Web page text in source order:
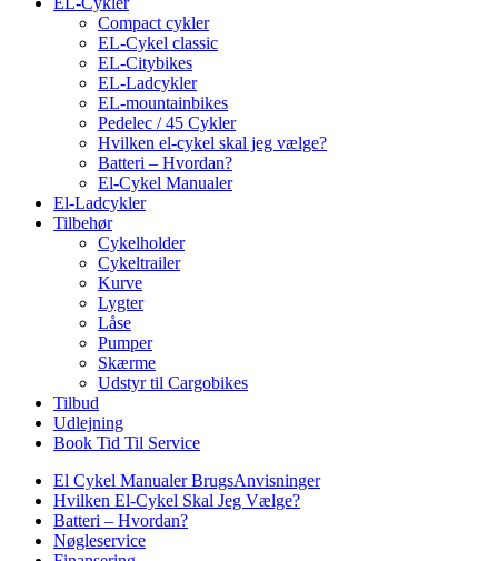
Compact cykler
EL-Cykel classic
EL-Citybikes
EL-Ladcykler
EL-mountainbikes
Pedelec / 45 Cykler
Hvilken el-cykel skal jeg vælge?
Batteri – Hvordan?
El-Cykel Manualer
El-Ladcykler
Tilbehør
Cykelholder
Cykeltrailer
Kurve
Lygter
Låse
Pumper
Skærme
Udstyr til Cargobikes
Tilbud
Udlejning
Book Tid Til Service
El Cykel Manualer BrugsAnvisninger
Hvilken El-Cykel Skal Jeg Vælge?
Batteri – Hvordan?
Nøgleservice